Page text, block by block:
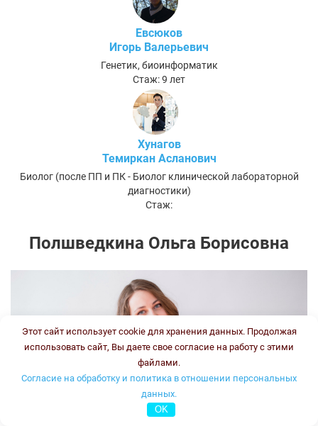
Евсюков
Игорь Валерьевич
Генетик, биоинформатик
Стаж: 9 лет
Хунагов
Темиркан Асланович
Биолог (после ПП и ПК - Биолог клинической лабораторной
диагностики)
Стаж:
Полшведкина Ольга Борисовна
Этот сайт использует cookie для хранения данных. Продолжая
использовать сайт, Вы даете свое согласие на работу с этими
файлами.
Согласие на обработку и политика в отношении персональных
данных.
OK